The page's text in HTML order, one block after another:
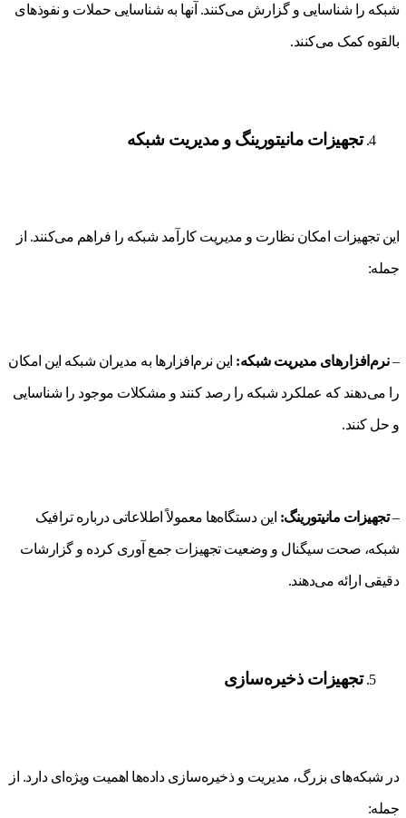
شبکه را شناسایی و گزارش می‌کنند. آنها به شناسایی حملات و نفوذهای
بالقوه کمک می‌کنند.
تجهیزات مانیتورینگ و مدیریت شبکه
این تجهیزات امکان نظارت و مدیریت کارآمد شبکه را فراهم می‌کنند. از
جمله:
–نرم‌افزارهای مدیریت شبکه: این نرم‌افزارها به مدیران شبکه این امکان
را می‌دهند که عملکرد شبکه را رصد کنند و مشکلات موجود را شناسایی
و حل کنند.
–تجهیزات مانیتورینگ: این دستگاه‌ها معمولاً اطلاعاتی درباره ترافیک
شبکه، صحت سیگنال و وضعیت تجهیزات جمع آوری کرده و گزارشات
دقیقی ارائه می‌دهند.
تجهیزات ذخیره‌سازی
در شبکه‌های بزرگ، مدیریت و ذخیره‌سازی داده‌ها اهمیت ویژه‌ای دارد. از
جمله: